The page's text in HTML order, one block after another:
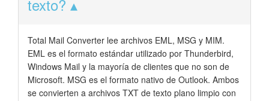
texto?
Total Mail Converter lee archivos EML, MSG y MIM.
EML es el formato estándar utilizado por Thunderbird,
Windows Mail y la mayoría de clientes que no son de
Microsoft. MSG es el formato nativo de Outlook. Ambos
se convierten a archivos TXT de texto plano limpio con